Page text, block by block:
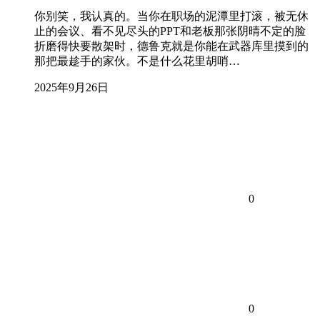
你别笑，我认真的。当你在职场的泥潭里打滚，被无休
止的会议、看不见尽头的PPT和老板那张阴晴不定的脸
折磨得快要散架时，德鲁克就是你能在武器库里摸到的
那把最趁手的家伙。不是什么花里胡哨…
2025年9月26日
0
0